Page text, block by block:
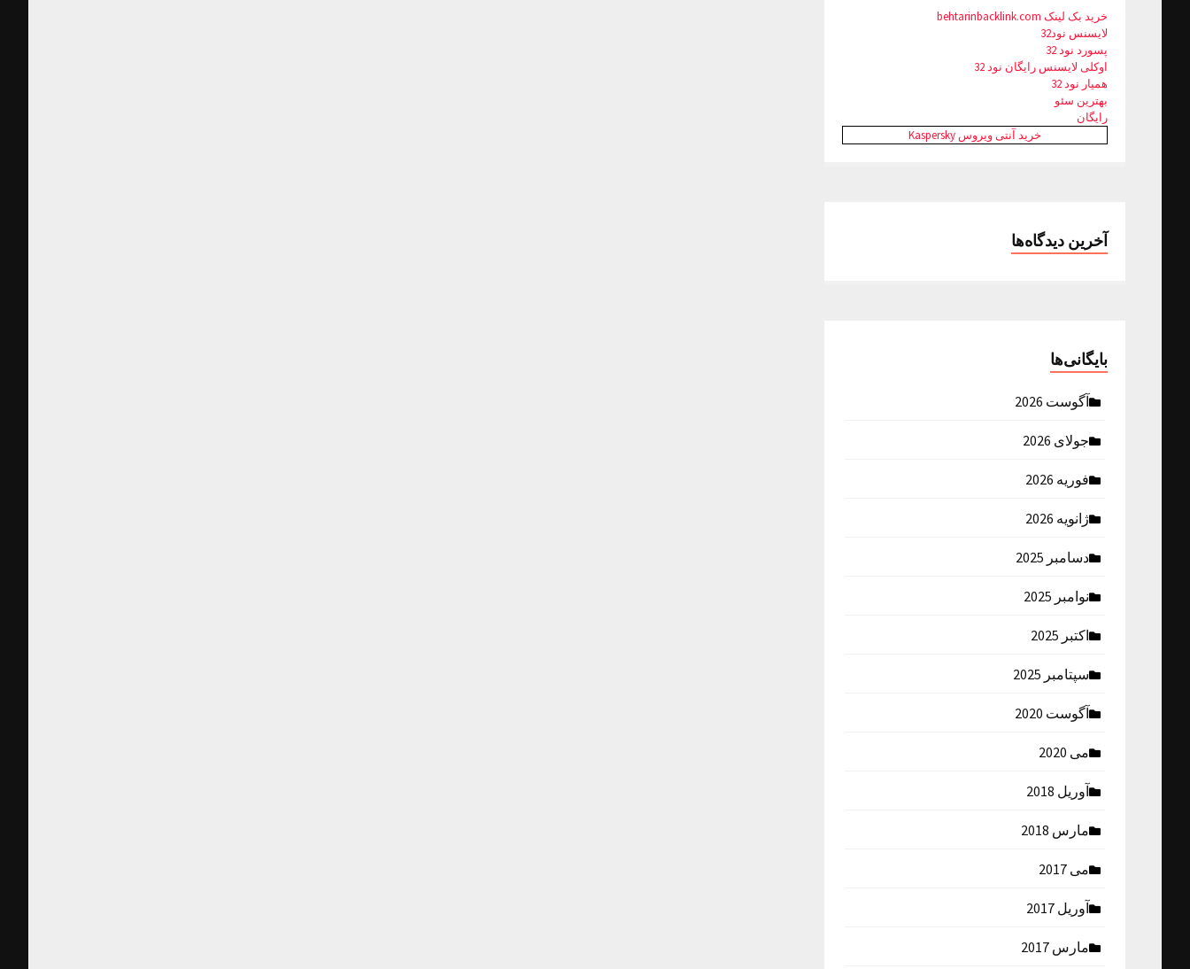
خرید بک لینک behtarinbacklink.com
لایسنس نود32
پسورد نود 32
اوکلی لایسنس رایگان نود 32
همیار نود 32
بهترین سئو
رایگان
خرید آنتی ویروس Kaspersky
آخرین دیدگاه‌ها
بایگانی‌ها
آگوست 2026
جولای 2026
فوریه 2026
ژانویه 2026
دسامبر 2025
نوامبر 2025
اکتبر 2025
سپتامبر 2025
آگوست 2020
می 2020
آوریل 2018
مارس 2018
می 2017
آوریل 2017
مارس 2017